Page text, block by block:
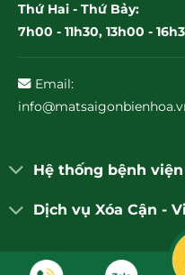
Thứ Hai - Thứ Bảy:
7h00 - 11h30, 13h00 -
Email:
Hệ thống bệnh viện
Dịch vụ Xóa Cận -